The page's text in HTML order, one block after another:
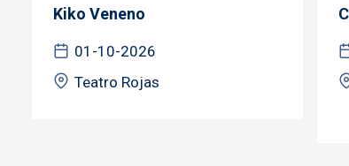
Kiko Veneno
01-10-2026
Teatro Rojas